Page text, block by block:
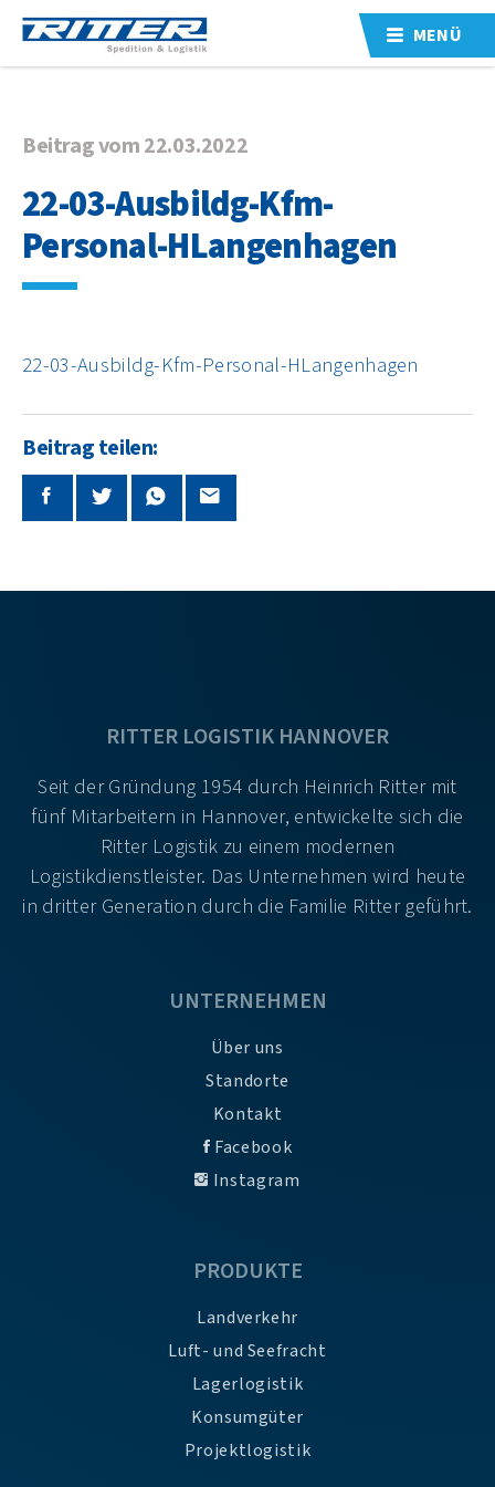
MENÜ
Beitrag vom 22.03.2022
22-03-Ausbildg-Kfm-
Personal-HLangenhagen
22-03-Ausbildg-Kfm-Personal-HLangenhagen
Beitrag teilen:
RITTER LOGISTIK HANNOVER
Seit der Gründung 1954 durch Heinrich Ritter mit
fünf Mitarbeitern in Hannover, entwickelte sich die
Ritter Logistik zu einem modernen
Logistikdienstleister. Das Unternehmen wird heute
in dritter Generation durch die Familie Ritter geführt.
UNTERNEHMEN
Über uns
Standorte
Kontakt
Facebook
Instagram
PRODUKTE
Landverkehr
Luft- und Seefracht
Lagerlogistik
Konsumgüter
Projektlogistik